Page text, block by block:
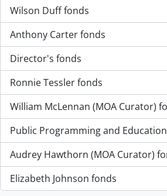
Wilson Duff fonds
, 2760 resultados
Anthony Carter fonds
, 1814 resultados
Director's fonds
, 1496 resultados
Ronnie Tessler fonds
, 1476 resultados
William McLennan (MOA Curator)
, 1170 resultados
Public Programming and
, 1090 resultados
Audrey Hawthorn (MOA Curator)
, 1069 resultados
Elizabeth Johnson fonds
, 868 resultados